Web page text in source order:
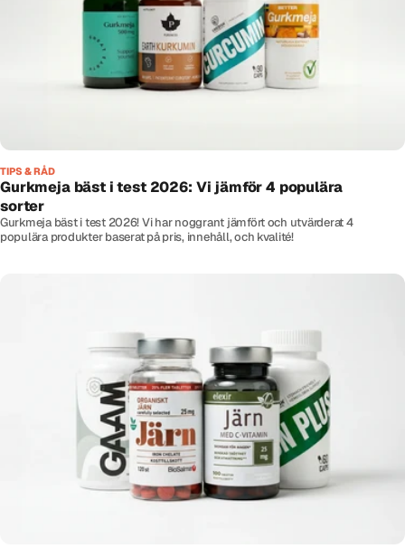
TIPS & RÅD
Gurkmeja bäst i test 2026: Vi jämför 4 populära
sorter
Gurkmeja bäst i test 2026! Vi har noggrant jämfört och utvärderat 4
populära produkter baserat på pris, innehåll, och kvalité!